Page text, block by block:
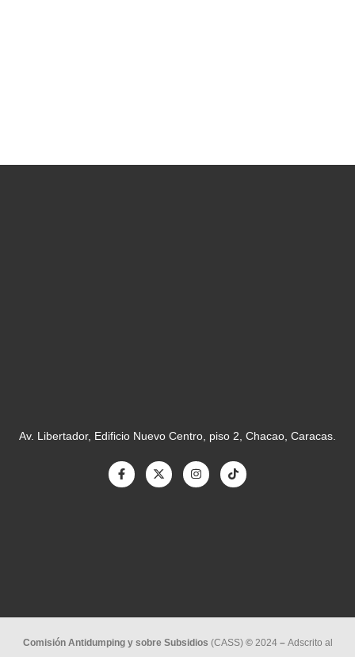
Av. Libertador, Edificio Nuevo Centro, piso 2, Chacao, Caracas.
Comisión Antidumping y sobre Subsidios (CASS)© 2024– Adscrito al